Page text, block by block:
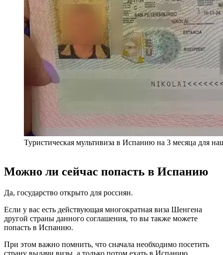
Туристическая мультивиза в Испанию на 3 месяца для
Можно ли сейчас попасть в Испанию
Да, государство открыто для россиян.
Если у вас есть действующая многократная виза Шенгена
другой страны данного соглашения, то вы также можете
попасть в Испанию.
При этом важно помнить, что сначала необходимо посетить
страну выдачи визы, а только потом ехать в Испанию.